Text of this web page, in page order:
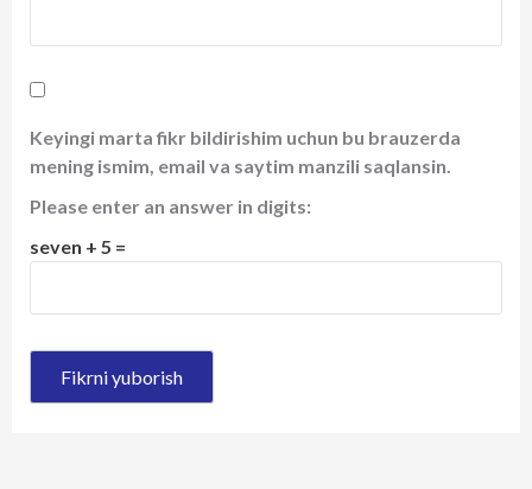
Keyingi marta fikr bildirishim uchun bu brauzerda
mening ismim, email va saytim manzili saqlansin.
Please enter an answer in digits:
seven + 5 =